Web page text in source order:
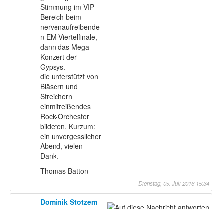
Stimmung im VIP-
Bereich beim
nervenaufreibende
n EM-Viertelfinale,
dann das Mega-
Konzert der
Gypsys,
die unterstützt von
Bläsern und
Streichern
einmitreißendes
Rock-Orchester
bildeten. Kurzum:
ein unvergesslicher
Abend, vielen
Dank.
Thomas Batton
Dienstag, 05. Juli 2016 15:34
Dominik Stotzem